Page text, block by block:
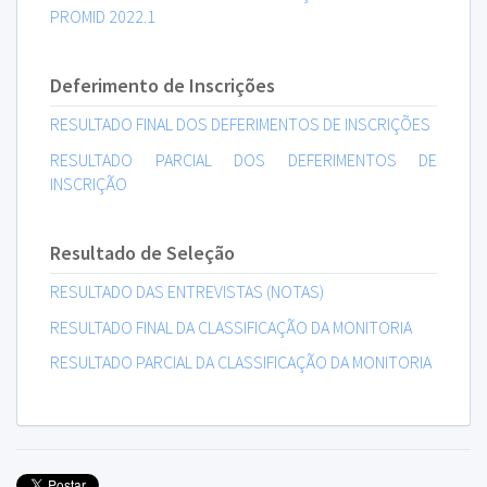
PROMID 2022.1
Deferimento de Inscrições
RESULTADO FINAL DOS DEFERIMENTOS DE INSCRIÇÕES
RESULTADO PARCIAL DOS DEFERIMENTOS DE
INSCRIÇÃO
Resultado de Seleção
RESULTADO DAS ENTREVISTAS (NOTAS)
RESULTADO FINAL DA CLASSIFICAÇÃO DA MONITORIA
RESULTADO PARCIAL DA CLASSIFICAÇÃO DA MONITORIA